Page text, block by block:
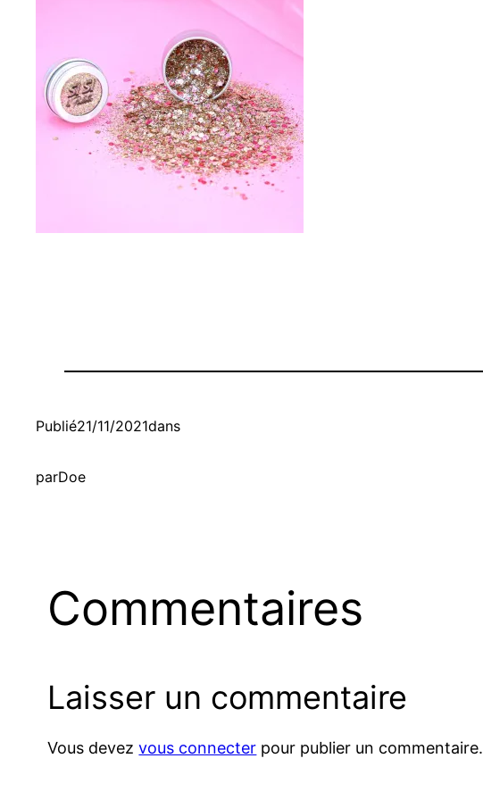
Publié21/11/2021dans
parDoe
Commentaires
Laisser un commentaire
Vous devezvous connecter pour publier un commentaire.